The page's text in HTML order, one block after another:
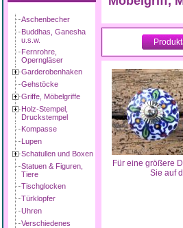
Aschenbecher
Buddhas, Ganesha
u.s.w.
Fernrohre,
Operngläser
Garderobenhaken
Gehstöcke
Griffe, Möbelgriffe
Holz-Stempel,
Druckstempel
Kompasse
Lupen
Schatullen und Boxen
Statuen & Figuren,
Tiere
Tischglocken
Türklopfer
Uhren
Verschiedenes
Für eine größere
Sie auf